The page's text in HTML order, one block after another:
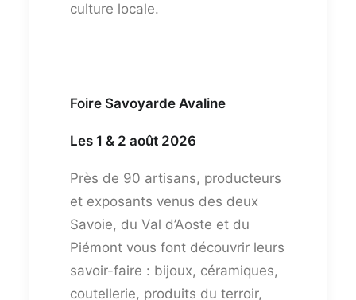
culture locale.
Foire Savoyarde Avaline
Les 1 & 2 août 2026
Près de 90 artisans, producteurs
et exposants venus des deux
Savoie, du Val d’Aoste et du
Piémont vous font découvrir leurs
savoir-faire : bijoux, céramiques,
coutellerie, produits du terroir,